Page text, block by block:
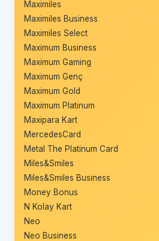
Maximiles
Maximiles Business
Maximiles Select
Maximum Business
Maximum Gaming
Maximum Genç
Maximum Gold
Maximum Platinum
Maxipara Kart
MercedesCard
Metal The Platinum Card
Miles&Smiles
Miles&Smiles Business
Money Bonus
N Kolay Kart
Neo
Neo Business